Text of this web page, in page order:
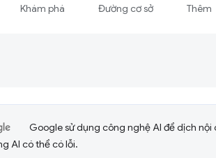
Khám phá Đường cơ sở Thêm
Google sử dụng công nghệ AI để dịch nội
AI có thể có lỗi.